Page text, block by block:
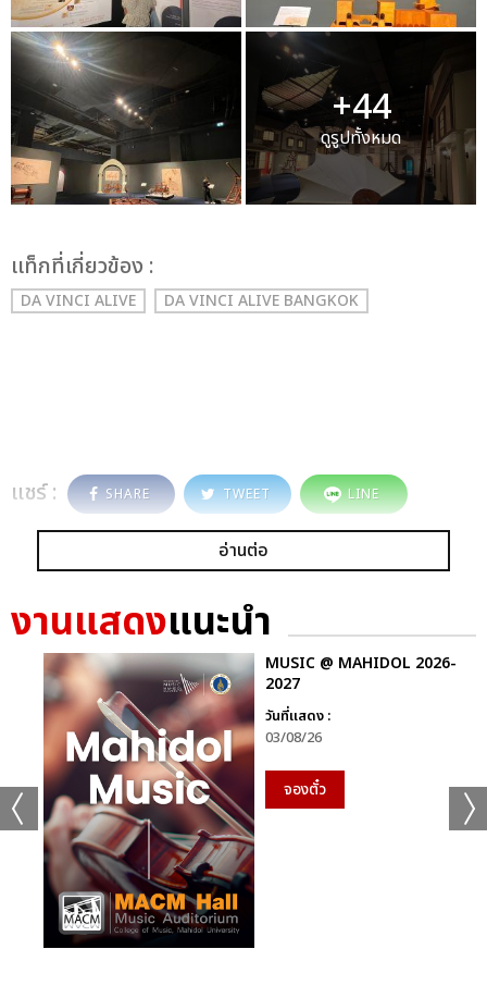
+44
ดูรูปทั้งหมด
เเท็กที่เกี่ยวข้อง :
DA VINCI ALIVE DA VINCI ALIVE BANGKOK
แชร์ : SHARE TWEET LINE
อ่านต่อ
งานแสดงแนะนำ
MUSIC @ MAHIDOL 2026-
2027
วันที่แสดง :
03/08/26
จองตั๋ว